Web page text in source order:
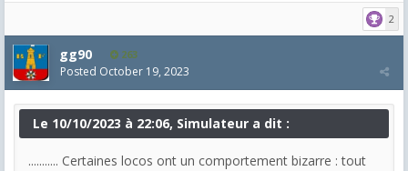
2
gg90 263
Posted October 19, 2023
Le 10/10/2023 à 22:06, Simulateur a dit :
........... Certaines locos ont un comportement bizarre : tout